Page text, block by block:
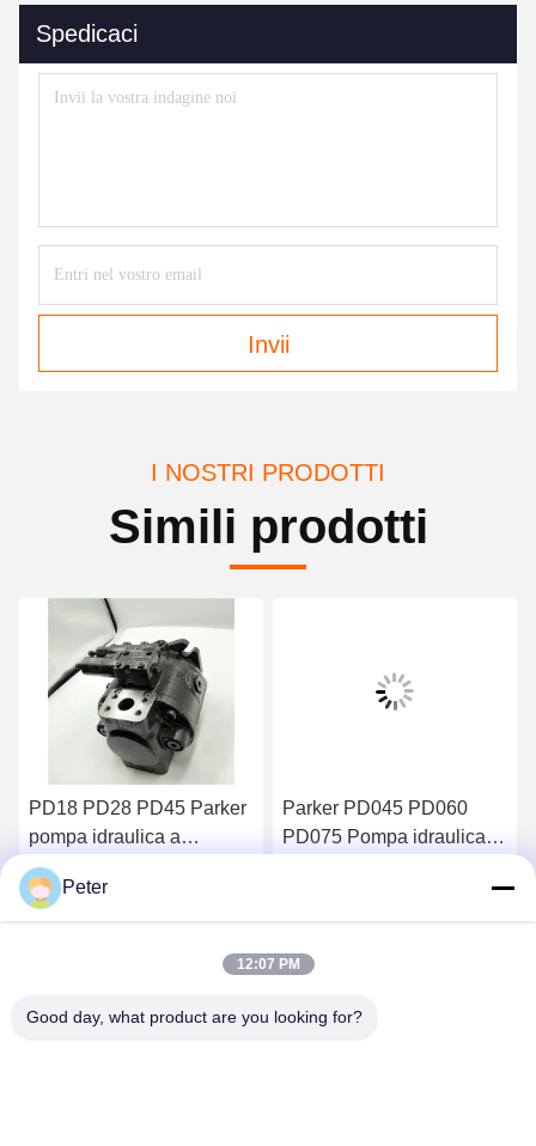
Spedicaci
Invii
I NOSTRI PRODOTTI
Simili prodotti
PD18 PD28 PD45 Parker
pompa idraulica a
pressione media serie Pd
PD65 PD75 PD100
PD140
Ottenga il migliore prezzo
Parker PD045 PD060
PD075 Pompa idraulica a
Peter
12:07 PM
Good day, what product are you looking for?